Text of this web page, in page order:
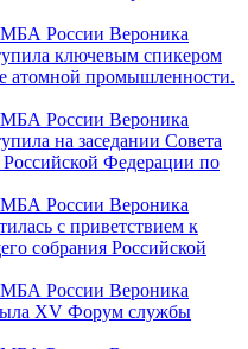
России Вероника
ключевым спикером
атомной промышленности.
России Вероника
на заседании Совета
Федерации по
России Вероника
с приветствием к
собрания Российской
России Вероника
XV Форум службы